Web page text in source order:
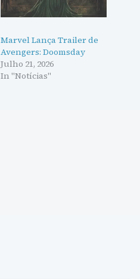
Marvel Lança Trailer de
Avengers: Doomsday
Julho 21, 2026
In "Notícias"